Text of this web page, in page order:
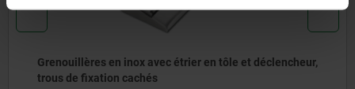
Grenouillères en inox avec étrier en tôle et déclencheur,
trous de fixation cachés